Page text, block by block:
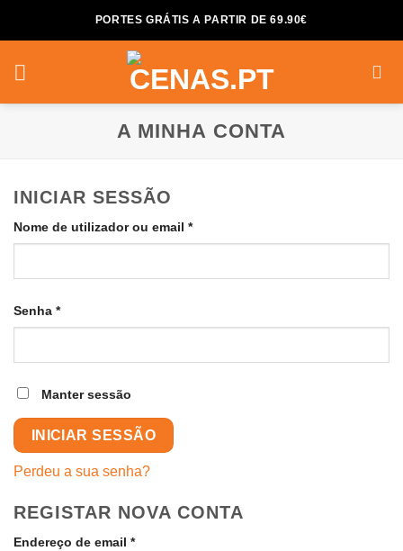
PORTES GRÁTIS A PARTIR DE 69.90€
A MINHA CONTA
INICIAR SESSÃO
Nome de utilizador ou email *Obrigatório
Senha *Obrigatório
Manter sessão
INICIAR SESSÃO
Perdeu a sua senha?
REGISTAR NOVA CONTA
Endereço de email *Obrigatório